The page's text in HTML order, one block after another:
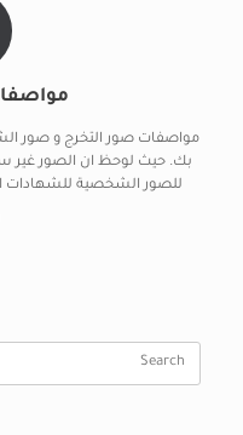
مواصفات صور التخرج و صور
بك. حيث لوحظ ان الصور غير
للصور الشخصية للشهادات